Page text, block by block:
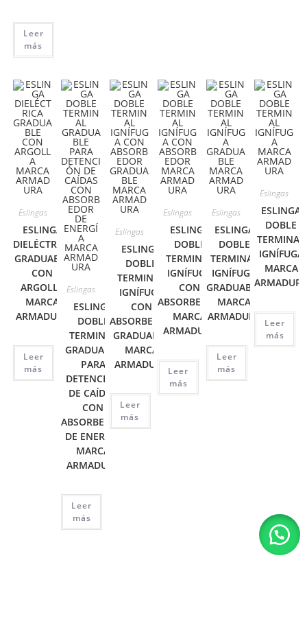
Leer
más
Eslingas
ESLINGA
DIELÉCTRICA
GRADUABLE
CON
ARGOLLA
MARCA
ARMADURA
Leer
más
Eslingas
ESLINGA
DOBLE
TERMINAL
GRADUABLE
PARA
DETENCIÓN
DE CAÍDAS
CON
ABSORBEDOR
DE ENERGÍA
MARCA
ARMADURA
Leer
más
Eslingas
ESLINGA
DOBLE
TERMINAL
IGNÍFUGA
CON
ABSORBEDOR
GRADUABLE
MARCA
ARMADURA
Leer
más
Eslingas
ESLINGA
DOBLE
TERMINAL
IGNÍFUGA
CON
ABSORBEDOR
MARCA
ARMADURA
Leer
más
Eslingas
ESLINGA
DOBLE
TERMINAL
IGNÍFUGA
GRADUABLE
MARCA
ARMADURA
Leer
más
Eslingas
ESLINGA
DOBLE
TERMINAL
IGNÍFUGA
MARCA
Leer
más